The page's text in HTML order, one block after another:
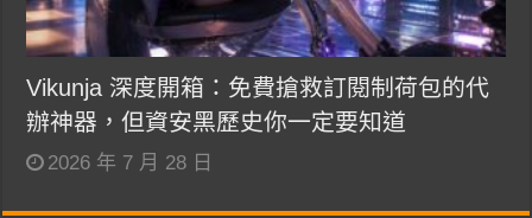
Vikunja 深度開箱：免費搶救訂閱制荷包的代
辦神器，但資安黑歷史你一定要知道
2026 年 7 月 28 日